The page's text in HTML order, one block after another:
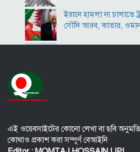
ইরানে হামলা না চালাতে
সৌদি আরব, কাতার,
এই ওয়েবসাইটের কোনো লেখা বা ছবি
কোথাও প্রকাশ করা সম্পূর্ণ বেআইনি